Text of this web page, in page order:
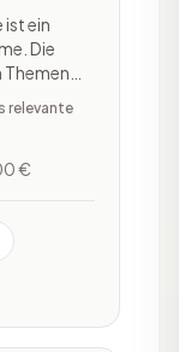
ein
Die
und
nach
prominent
relevante
€